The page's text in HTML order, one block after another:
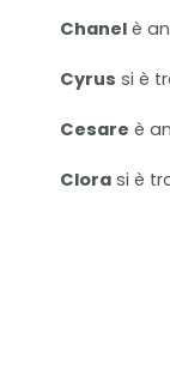
Chanel è
Cyrus si è
Cesare è
Clora si è